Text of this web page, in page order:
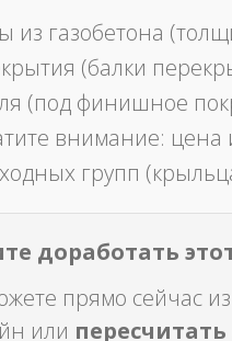
из газобетона
(балки
(под финишное
внимание: цена
групп
доработать
прямо сейчас
или